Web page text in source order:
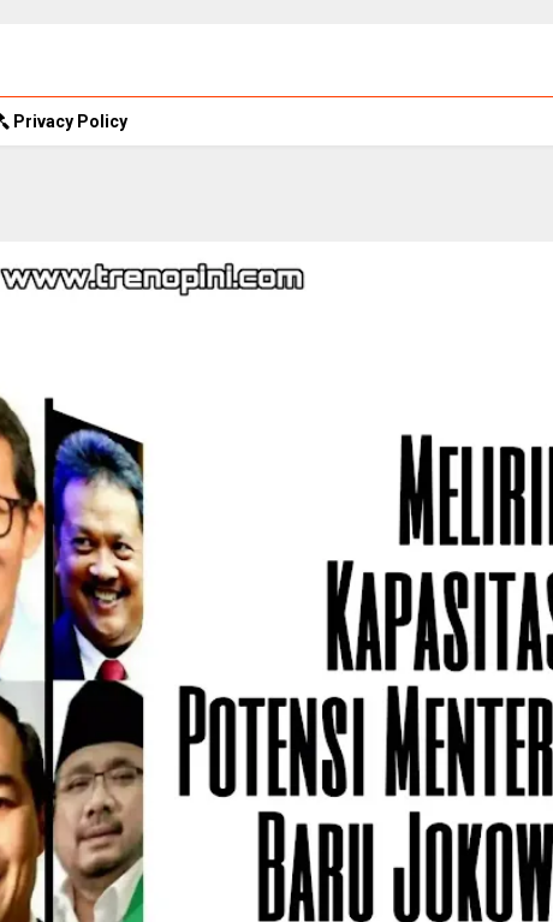
Privacy Policy